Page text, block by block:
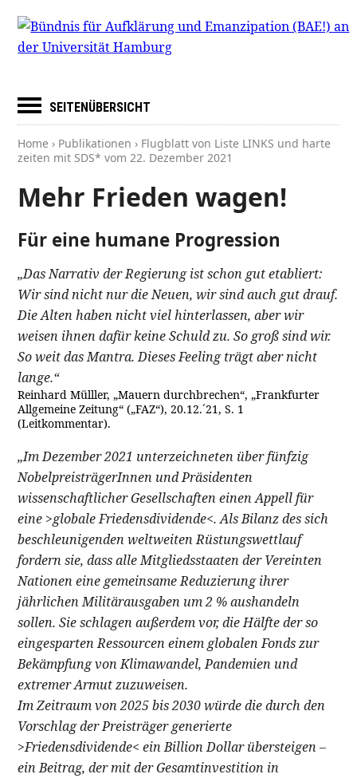
SEITENÜBERSICHT
Home › Publikationen › Flugblatt von Liste LINKS und harte
zeiten mit SDS* vom22. Dezember 2021
Mehr Frieden wagen!
Für eine humane Progression
„Das Narrativ der Regierung ist schon gut etabliert:
Wir sind nicht nur die Neuen, wir sind auch gut drauf.
Die Alten haben nicht viel hinterlassen, aber wir
weisen ihnen dafür keine Schuld zu. So groß sind wir.
So weit das Mantra. Dieses Feeling trägt aber nicht
lange.“
Reinhard Mülller, „Mauern durchbrechen“, „Frankfurter
Allgemeine Zeitung“ („FAZ“), 20.12.´21, S. 1
(Leitkommentar).
„Im Dezember 2021 unterzeichneten über fünfzig
NobelpreisträgerInnen und Präsidenten
wissenschaftlicher Gesellschaften einen Appell für
eine >globale Friedensdividende<. Als Bilanz des sich
beschleunigenden weltweiten Rüstungswettlauf
fordern sie, dass alle Mitgliedsstaaten der Vereinten
Nationen eine gemeinsame Reduzierung ihrer
jährlichen Militärausgaben um 2 % aushandeln
sollen. Sie schlagen außerdem vor, die Hälfte der so
eingesparten Ressourcen einem globalen Fonds zur
Bekämpfung von Klimawandel, Pandemien und
extremer Armut zuzuweisen.
Im Zeitraum von 2025 bis 2030 würde die durch den
Vorschlag der Preisträger generierte
>Friedensdividende< ein Billion Dollar übersteigen –
ein Beitrag, der mit der Gesamtinvestition in